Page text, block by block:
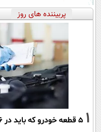
پربیننده های روز
1 ۵ قطعه خودرو که باید در ۹۶ هزار کیلومتر عوض کنید